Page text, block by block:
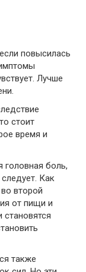
повысилась
Лучше
стоит
время и
головная боль,
Как
второй
от пищи и
также